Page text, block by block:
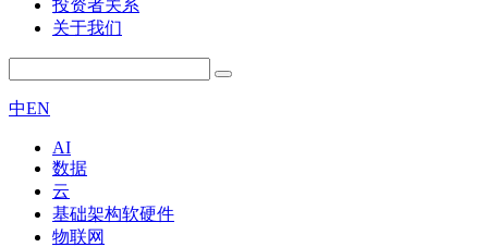
投资者关系
关于我们
中EN
AI
数据
云
基础架构软硬件
物联网